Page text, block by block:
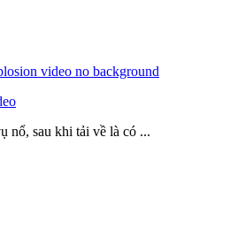
video no background
nổ, sau khi tải về là có ...